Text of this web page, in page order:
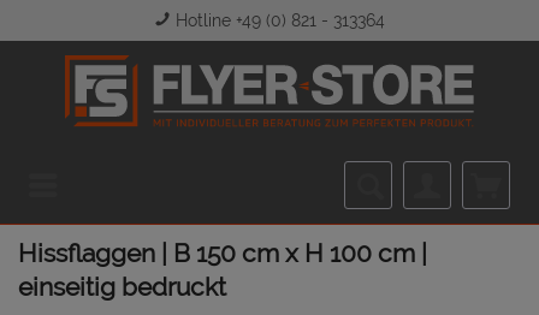
Hotline +49 (0) 821 - 313364
Hissflaggen | B 150 cm x H 100 cm |
einseitig bedruckt